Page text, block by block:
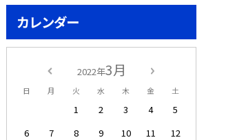
カレンダー
2022年3月
日 月 火 水 木 金 土
1 2 3 4
5
6
7 8 9 10 11
12